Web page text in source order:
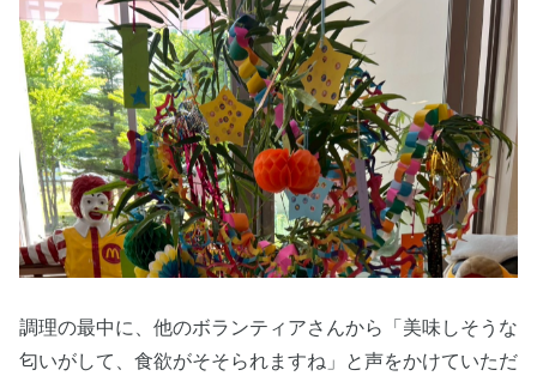
調理の最中に、他のボランティアさんから「美味しそうな
匂いがして、食欲がそそられますね」と声をかけていただ